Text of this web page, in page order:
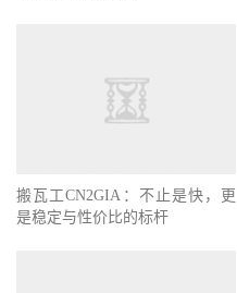
搬瓦工CN2GIA：不止是快，更
是稳定与性价比的标杆